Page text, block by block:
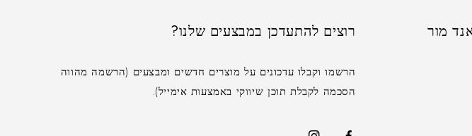
מור רוצים להתעדכן במבצעים שלנו?
הרשמו וקבלו עדכונים על מוצרים חדשים ומבצעים (הרשמה מהווה
הסכמה לקבלת תוכן שיווקי באמצעות אימייל).